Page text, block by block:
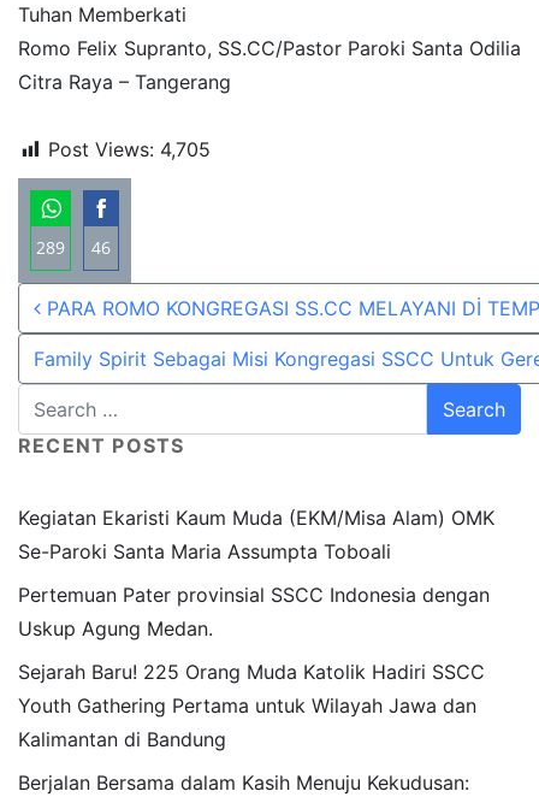
Tuhan Memberkati
Romo Felix Supranto, SS.CC/Pastor Paroki Santa Odilia
Citra Raya – Tangerang
Post Views: 4,705
289
Share
on
WhatsApp
46
Share
on
Facebook
Post navigation
PARA ROMO KONGREGASI SS.CC MELAYANI Dİ
Family Spirit Sebagai Misi Kongregasi SSCC Untuk
RECENT POSTS
Kegiatan Ekaristi Kaum Muda (EKM/Misa Alam) OMK
Se-Paroki Santa Maria Assumpta Toboali
Pertemuan Pater provinsial SSCC Indonesia dengan
Uskup Agung Medan.
Sejarah Baru! 225 Orang Muda Katolik Hadiri SSCC
Youth Gathering Pertama untuk Wilayah Jawa dan
Kalimantan di Bandung
Berjalan Bersama dalam Kasih Menuju Kekudusan: